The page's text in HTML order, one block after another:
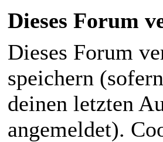
Dieses Forum
Dieses Forum
speichern
deinen letzten
angemeldet).